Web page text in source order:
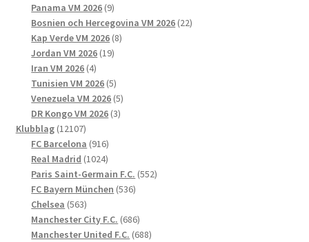
produkter
Panama VM 2026 99
produkter
Bosnien och Hercegovina VM 2026 2222
Kap Verde VM 2026 88
Jordan VM 2026 1919
Iran VM 2026 44
produkter
Tunisien VM 2026 55
produkter
Venezuela VM 2026 55
DR Kongo VM 2026 33
Klubblag 1210712107
produkter
FC Barcelona 916916
produkter
Real Madrid 10241024
produkter
Paris Saint-Germain F.C. 552552
FC Bayern München 536536
Chelsea 563563
produkter
Manchester City F.C. 686686
produkter
Manchester United F.C. 688688